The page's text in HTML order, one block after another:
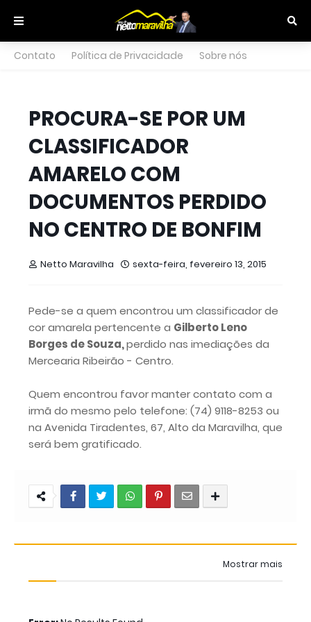
Contato Política de Privacidade Sobre nós
PROCURA-SE POR UM
CLASSIFICADOR
AMARELO COM
DOCUMENTOS PERDIDO
NO CENTRO DE BONFIM
Netto Maravilha sexta-feira, fevereiro 13, 2015
Pede-se a quem encontrou um classificador de
cor amarela pertencente a Gilberto Leno
Borges de Souza,perdido nas imediações da
Mercearia Ribeirão - Centro.
Quem encontrou favor manter contato com a
irmã do mesmo pelo telefone: (74) 9118-8253 ou
na Avenida Tiradentes, 67, Alto da Maravilha, que
será bem gratificado.
Mostrar mais